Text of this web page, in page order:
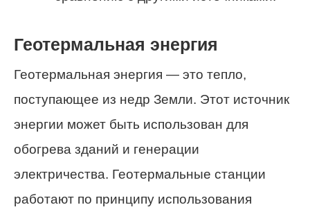
Геотермальная энергия
Геотермальная энергия — это тепло,
поступающее из недр Земли. Этот источник
энергии может быть использован для
обогрева зданий и генерации
электричества. Геотермальные станции
работают по принципу использования